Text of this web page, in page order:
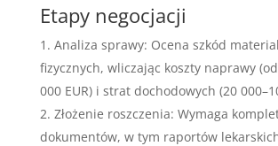
Etapy negocjacji
Analiza sprawy: Ocena szkód
fizycznych, wliczając koszty naprawy
000 EUR) i strat dochodowych (20
Złożenie roszczenia: Wymaga
dokumentów, w tym raportów